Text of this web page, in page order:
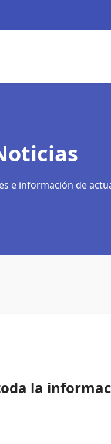
e información de
la